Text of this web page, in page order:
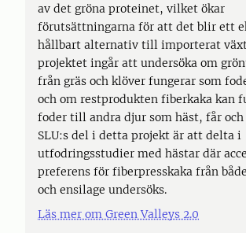
av det gröna proteinet, vilket ökar
förutsättningarna för att det blir ett
hållbart alternativ till importerat
projektet ingår att undersöka om
från gräs och klöver fungerar som
och om restprodukten fiberkaka kan
foder till andra djur som häst, får
SLU:s del i detta projekt är att delta i
utfodringsstudier med hästar där
preferens för fiberpresskaka från
och ensilage undersöks.
Läs mer om Green Valleys 2.0